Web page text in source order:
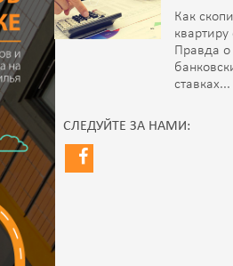
Как
Правда о
ставках...
СЛЕДУЙТЕ ЗА НАМИ: